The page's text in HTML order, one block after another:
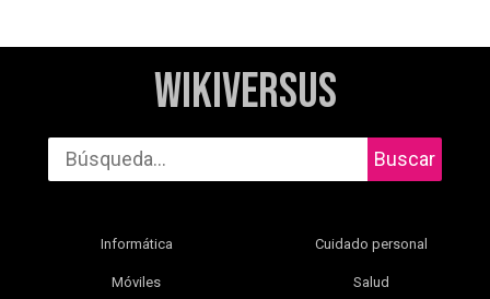
WikiVersus
Buscar
Informática
Móviles
Cuidado personal
Salud